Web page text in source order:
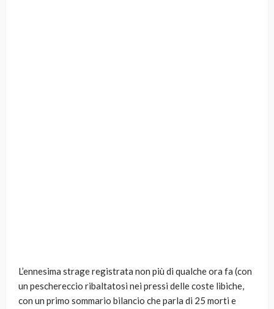
L’ennesima strage registrata non più di qualche ora fa (con
un peschereccio ribaltatosi nei pressi delle coste libiche,
con un primo sommario bilancio che parla di 25 morti e